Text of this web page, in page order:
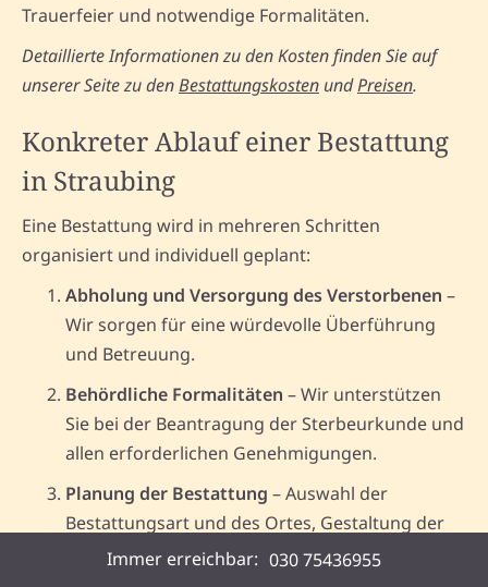
Trauerfeier und notwendige Formalitäten.
Detaillierte Informationen zu den Kosten finden Sie auf
unserer Seite zu denBestattungskosten undPreisen.
Konkreter Ablauf einer Bestattung
in Straubing
Eine Bestattung wird in mehreren Schritten
organisiert und individuell geplant:
Abholung und Versorgung des Verstorbenen –
Wir sorgen für eine würdevolle Überführung
und Betreuung.
Behördliche Formalitäten – Wir unterstützen
Sie bei der Beantragung der Sterbeurkunde und
allen erforderlichen Genehmigungen.
Planung der Bestattung – Auswahl der
Bestattungsart und des Ortes, Gestaltung der
Abschiedszeremonie.
Immer erreichbar: 030 75436955